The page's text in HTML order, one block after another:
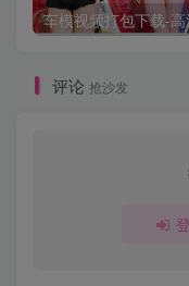
评论 抢沙发